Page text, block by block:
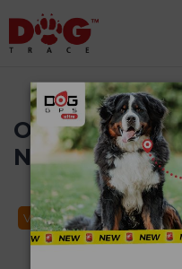
Obojok pre
Non-stop
Výpredaj